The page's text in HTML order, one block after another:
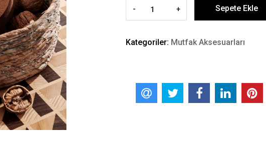
- + Sepete Ekle
Kategoriler: Mutfak Aksesuarları